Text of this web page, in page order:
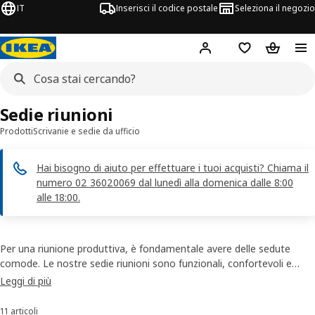
IT Inserisci il codice postale Seleziona il negozio
Hej! AccediLista deiCarrello
ProdottiScrivanie e sedie da ufficio
Hai bisogno di aiuto per effettuare i tuoi acquisti? Chiama il
numero 02 36020069 dal lunedì alla domenica dalle 8:00
alle 18:00.
Sedie riunioni
Per una riunione produttiva, è fondamentale avere delle sedute
comode. Le nostre sedie riunioni sono funzionali, confortevoli e
realizzate con materiali resistenti e di alta qualità. Queste sedie e il
attiva e sono regolabili, per adattarsi alle tue esigenze, assicurarti
Leggi di più
11 articoli